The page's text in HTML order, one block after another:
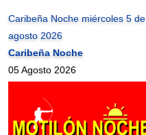
Caribeña Noche miércoles 5 de
agosto 2026
Caribeña Noche
05 Agosto 2026